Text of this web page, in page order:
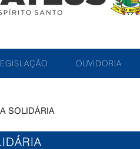
OUVIDORIA
SOLIDÁRIA